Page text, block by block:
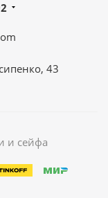
43
и сейфа